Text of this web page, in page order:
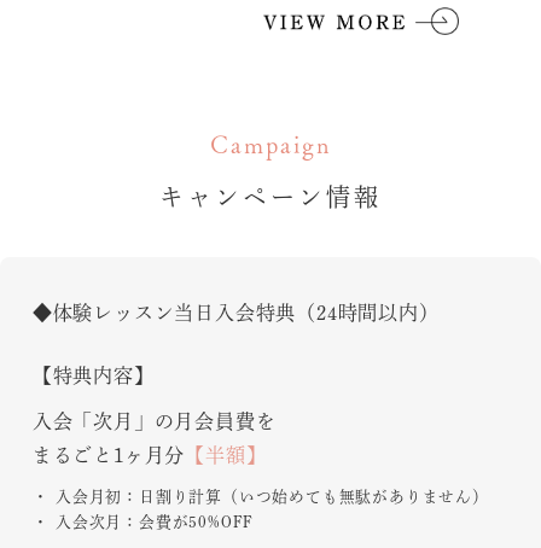
Campaign
キャンペーン情報
◆体験レッスン当日入会特典（24時間以内）
【特典内容】
入会「次月」の月会員費を
まるごと1ヶ月分 【半額】
入会月初：日割り計算（いつ始めても無駄がありません）
入会次月：会費が50%OFF